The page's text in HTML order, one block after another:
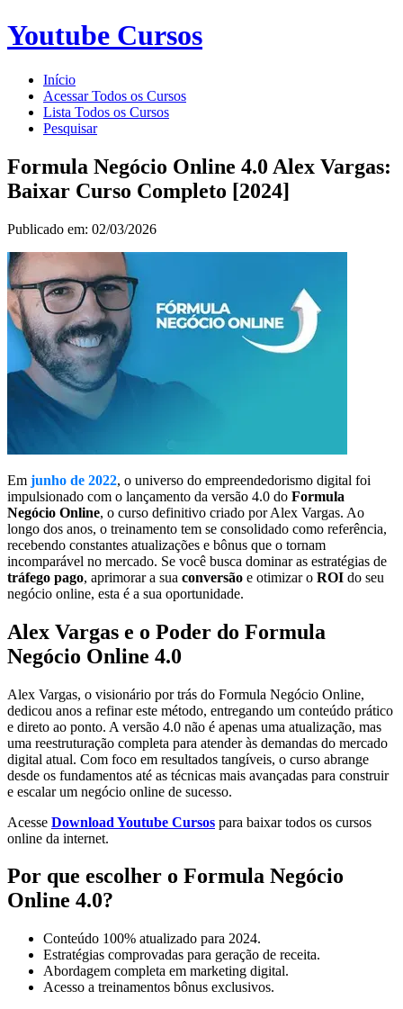
Youtube Cursos
Início
Acessar Todos os Cursos
Lista Todos os Cursos
Pesquisar
Formula Negócio Online 4.0 Alex Vargas:
Baixar Curso Completo [2024]
Publicado em: 02/03/2026
Em junho de 2022, o universo do empreendedorismo digital foi
impulsionado com o lançamento da versão 4.0 do Formula
Negócio Online, o curso definitivo criado por Alex Vargas. Ao
longo dos anos, o treinamento tem se consolidado como referência,
recebendo constantes atualizações e bônus que o tornam
incomparável no mercado. Se você busca dominar as estratégias de
tráfego pago, aprimorar a sua conversão e otimizar o ROI do seu
negócio online, esta é a sua oportunidade.
Alex Vargas e o Poder do Formula
Negócio Online 4.0
Alex Vargas, o visionário por trás do Formula Negócio Online,
dedicou anos a refinar este método, entregando um conteúdo prático
e direto ao ponto. A versão 4.0 não é apenas uma atualização, mas
uma reestruturação completa para atender às demandas do mercado
digital atual. Com foco em resultados tangíveis, o curso abrange
desde os fundamentos até as técnicas mais avançadas para construir
e escalar um negócio online de sucesso.
Acesse Download Youtube Cursos para baixar todos os cursos
online da internet.
Por que escolher o Formula Negócio
Online 4.0?
Conteúdo 100% atualizado para 2024.
Estratégias comprovadas para geração de receita.
Abordagem completa em marketing digital.
Acesso a treinamentos bônus exclusivos.